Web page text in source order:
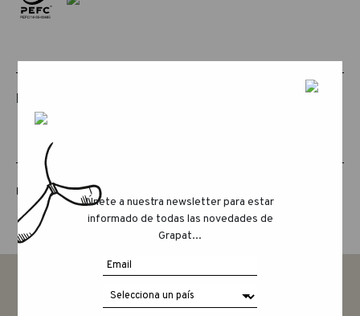
PRODUCTOS RELACIONADOS
LUCKY LUCKY QUINTA EDICIÓN
Únete a nuestra newsletter para estar
informado de todas las novedades de
Grapat...